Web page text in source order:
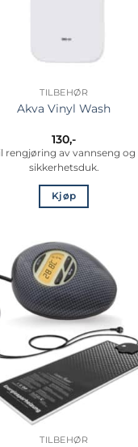
TILBEHØR
Akva Vinyl Wash
130,-
rengjøring av vannseng og
sikkerhetsduk.
Kjøp
TILBEHØR